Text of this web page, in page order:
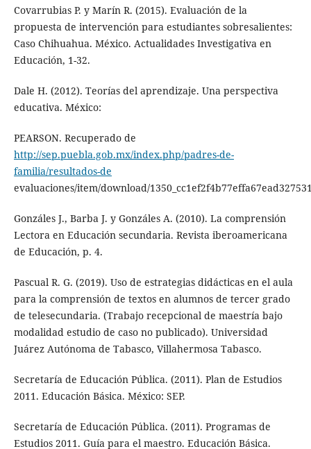
Covarrubias P. y Marín R. (2015). Evaluación de la
propuesta de intervención para estudiantes sobresalientes:
Caso Chihuahua. México. Actualidades Investigativa en
Educación, 1-32.
Dale H. (2012). Teorías del aprendizaje. Una perspectiva
educativa. México:
PEARSON. Recuperado de
http://sep.puebla.gob.mx/index.php/padres-de-
familia/resultados-de
evaluaciones/item/download/
Gonzáles J., Barba J. y Gonzáles A. (2010). La comprensión
Lectora en Educación secundaria. Revista iberoamericana
de Educación, p. 4.
Pascual R. G. (2019). Uso de estrategias didácticas en el aula
para la comprensión de textos en alumnos de tercer grado
de telesecundaria. (Trabajo recepcional de maestría bajo
modalidad estudio de caso no publicado). Universidad
Juárez Autónoma de Tabasco, Villahermosa Tabasco.
Secretaría de Educación Pública. (2011). Plan de Estudios
2011. Educación Básica. México: SEP.
Secretaría de Educación Pública. (2011). Programas de
Estudios 2011. Guía para el maestro. Educación Básica.